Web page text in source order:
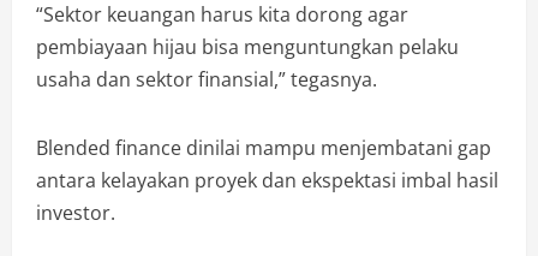
“Sektor keuangan harus kita dorong agar
pembiayaan hijau bisa menguntungkan pelaku
usaha dan sektor finansial,” tegasnya.
Blended finance dinilai mampu menjembatani gap
antara kelayakan proyek dan ekspektasi imbal hasil
investor.